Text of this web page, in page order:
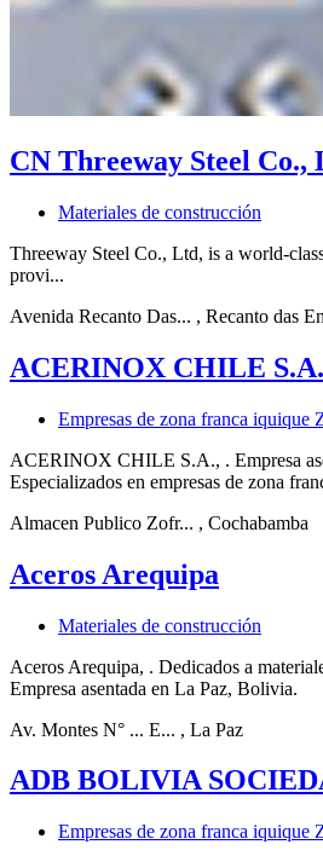
CN Threeway Steel Co.,
Materiales de construcción
Threeway Steel Co., Ltd, is a world-
provi...
Avenida Recanto Das... , Recanto das
ACERINOX CHILE S.A.
Empresas de zona franca iquique
ACERINOX CHILE S.A., . Empresa
Especializados en empresas de zona
Almacen Publico Zofr... , Cochabamba
Aceros Arequipa
Materiales de construcción
Aceros Arequipa, . Dedicados a
Empresa asentada en La Paz, Bolivia.
Av. Montes N° ... E... , La Paz
ADB BOLIVIA
Empresas de zona franca iquique